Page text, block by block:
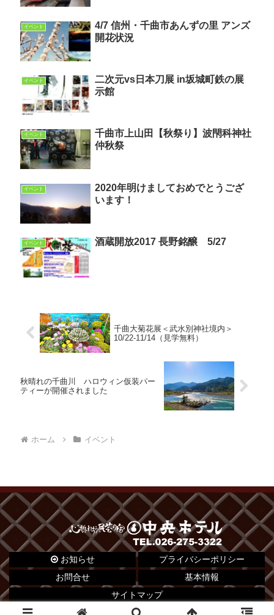
イベント
4/7 信州・千曲市あんずの里 アンズ
開花状況
イベント
二次元vs日本刀展 in坂城町鉄の展
示館
イベント
千曲市上山田【秋祭り】波閇科神社
仲秋祭
イベント
2020年明けましておめでとうござ
います！
イベント 酒蔵開放2017 長野銘醸 5/27
千曲大菊花展＜武水別神社境内＞
10/22-11/14（見学無料）
秋晴れの千曲川 ハロウィン仮装パー
ティーが開催されました
ホーム イベント
お知らせ
プライバシーポリシー
お問合せ
基本情報
サイトマップ